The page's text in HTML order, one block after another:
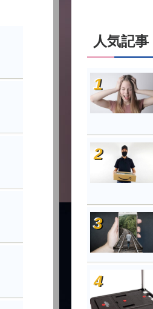
人気記事